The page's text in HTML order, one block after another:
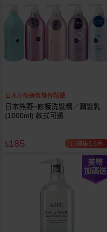
日本沙龍級修護輕鬆做
日本熊野~修護洗髮精／潤髮乳
(1000ml) 款式可選
$185 已銷售6.6萬
美幣
加碼送